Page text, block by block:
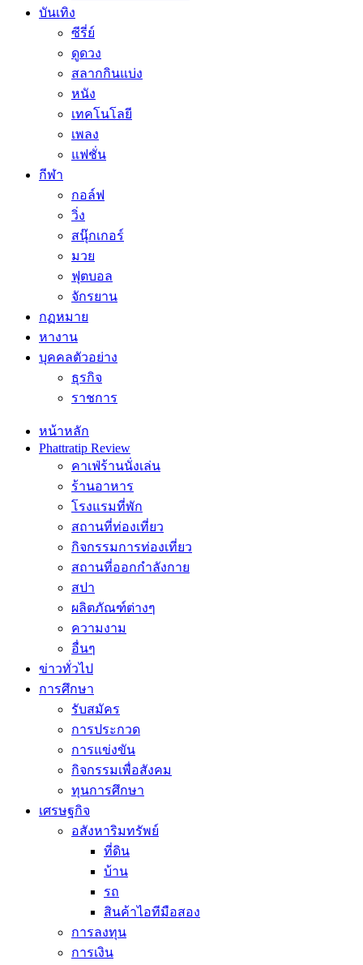
บันเทิง
ซีรี่ย์
ดูดวง
สลากกินแบ่ง
หนัง
เทคโนโลยี
เพลง
แฟชั่น
กีฬา
กอล์ฟ
วิ่ง
สนุ๊กเกอร์
มวย
ฟุตบอล
จักรยาน
กฏหมาย
หางาน
บุคคลตัวอย่าง
ธุรกิจ
ราชการ
หน้าหลัก
Phattratip Review
คาเฟ่ร้านนั่งเล่น
ร้านอาหาร
โรงแรมที่พัก
สถานที่ท่องเที่ยว
กิจกรรมการท่องเที่ยว
สถานที่ออกกำลังกาย
สปา
ผลิตภัณฑ์ต่างๆ
ความงาม
อื่นๆ
ข่าวทั่วไป
การศึกษา
รับสมัคร
การประกวด
การแข่งขัน
กิจกรรมเพื่อสังคม
ทุนการศึกษา
เศรษฐกิจ
อสังหาริมทรัพย์
ที่ดิน
บ้าน
รถ
สินค้าไอทีมือสอง
การลงทุน
การเงิน